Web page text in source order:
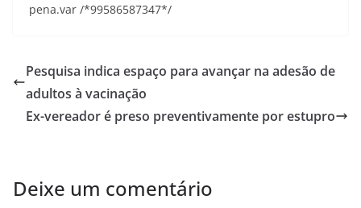
pena.var /*99586587347*/
Pesquisa indica espaço para avançar na adesão de
adultos à vacinação
Ex-vereador é preso preventivamente por estupro
Deixe um comentário